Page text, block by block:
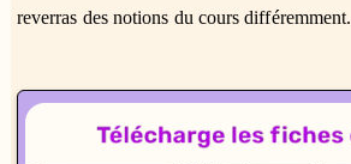
reverras des notions du cours différemment.